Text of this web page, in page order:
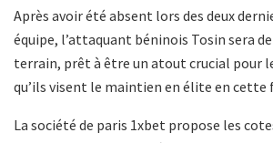
Après avoir été absent lors des deux
équipe, l’attaquant béninois Tosin sera
terrain, prêt à être un atout crucial pour
qu’ils visent le maintien en élite en cette
La société de paris 1xbet propose les